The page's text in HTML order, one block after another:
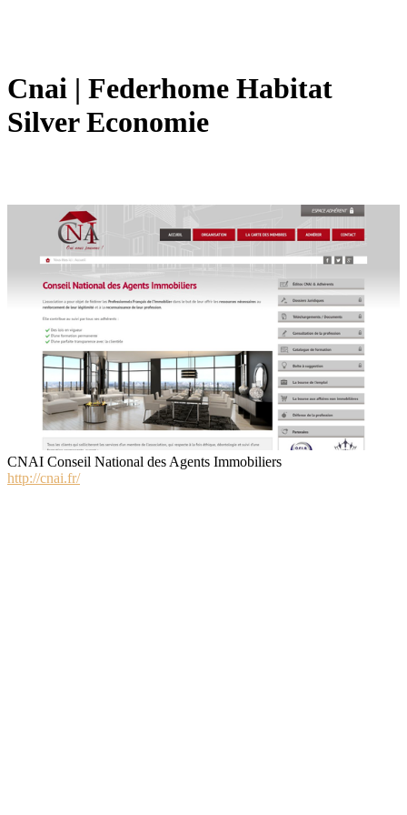
Cnai | Federhome Habitat
Silver Economie
CNAI Conseil National des Agents Immobiliers
http://cnai.fr/